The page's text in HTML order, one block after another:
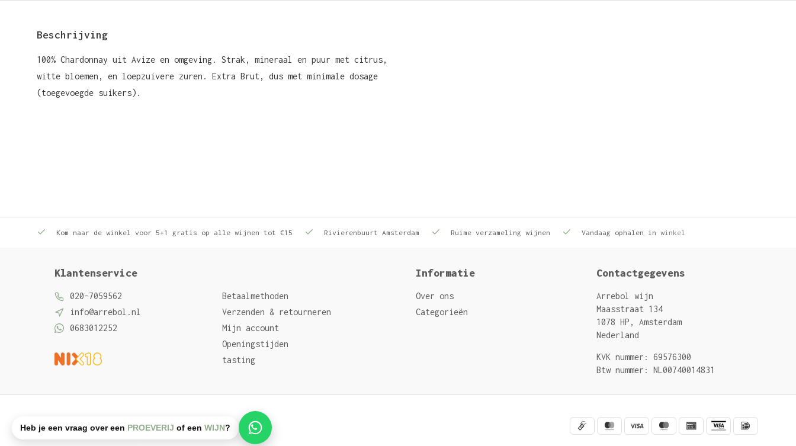
Beschrijving
100% Chardonnay uit Avize en omgeving. Strak, mineraal en puur met citrus,
witte bloemen, en loepzuivere zuren. Extra Brut, dus met minimale dosage
(toegevoegde suikers).
Kom naar de winkel voor 5+1 gratis op alle wijnen tot €15 Rivierenbuurt Amsterdam Ruime verzameling wijnen Vandaag ophalen in winkel
Klantenservice
020-7059562
info@arrebol.nl
0683012252
Betaalmethoden
Verzenden & retourneren
Mijn account
Openingstijden
tasting
Informatie
Over ons
Categorieën
Contactgegevens
Arrebol wijn
Maasstraat 134
1078 HP, Amsterdam
Nederland
KVK nummer: 69576300
Btw nummer: NL00740014831
© Arrebol wijn - Powered byemarkable
Heb je een vraag over een PROEVERIJ of een WIJN?